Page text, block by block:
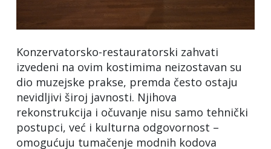
Konzervatorsko-restauratorski zahvati
izvedeni na ovim kostimima neizostavan su
dio muzejske prakse, premda često ostaju
nevidljivi široj javnosti. Njihova
rekonstrukcija i očuvanje nisu samo tehnički
postupci, već i kulturna odgovornost –
omogućuju tumačenje modnih kodova